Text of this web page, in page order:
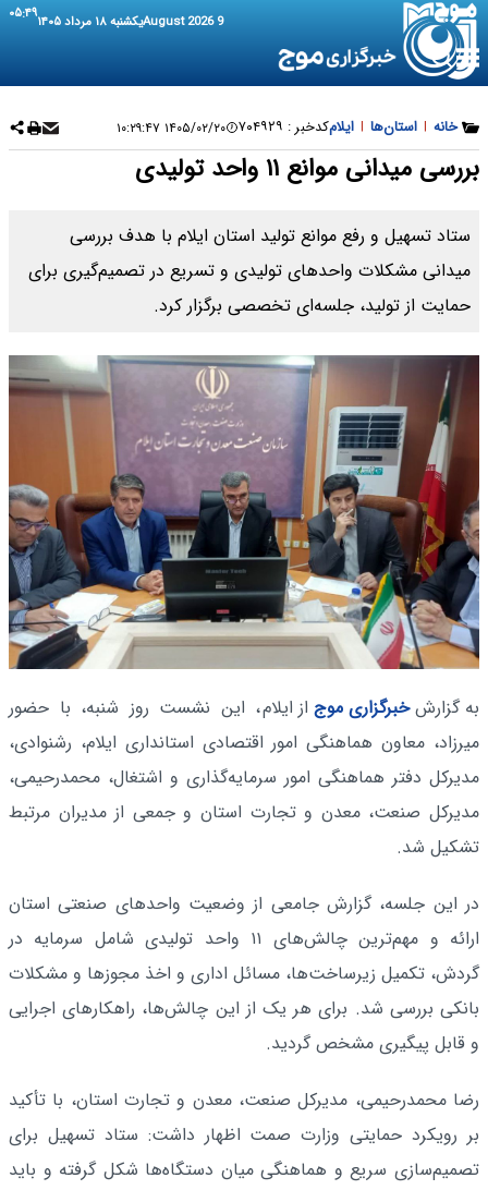
9 August 2026 یکشنبه ۱۸ مرداد ۱۴۰۵ ۰۵:۴۹
خانه | استان‌ها | ایلامکدخبر : ۷۰۴۹۲۹ ۱۴۰۵/۰۲/۲۰ ۱۰:۲۹:۴۷
بررسی میدانی موانع ۱۱ واحد تولیدی
ستاد تسهیل و رفع موانع تولید استان ایلام با هدف بررسی
میدانی مشکلات واحدهای تولیدی و تسریع در تصمیم‌گیری برای
حمایت از تولید، جلسه‌ای تخصصی برگزار کرد.
به گزارشخبرگزاری موج از ایلام، این نشست روز شنبه، با حضور
میرزاد، معاون هماهنگی امور اقتصادی استانداری ایلام، رشنوادی،
مدیرکل دفتر هماهنگی امور سرمایه‌گذاری و اشتغال، محمدرحیمی،
مدیرکل صنعت، معدن و تجارت استان و جمعی از مدیران مرتبط
تشکیل شد.
در این جلسه، گزارش جامعی از وضعیت واحدهای صنعتی استان
ارائه و مهم‌ترین چالش‌های ۱۱ واحد تولیدی شامل سرمایه در
گردش، تکمیل زیرساخت‌ها، مسائل اداری و اخذ مجوزها و مشکلات
بانکی بررسی شد. برای هر یک از این چالش‌ها، راهکارهای اجرایی
و قابل پیگیری مشخص گردید.
رضا محمدرحیمی، مدیرکل صنعت، معدن و تجارت استان، با تأکید
بر رویکرد حمایتی وزارت صمت اظهار داشت: ستاد تسهیل برای
تصمیم‌سازی سریع و هماهنگی میان دستگاه‌ها شکل گرفته و باید